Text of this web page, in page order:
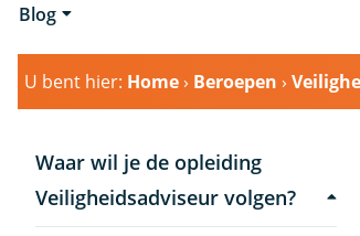
Blog
U bent hier: Home› Beroepen ›
Waar wil je de opleiding
Veiligheidsadviseur volgen?